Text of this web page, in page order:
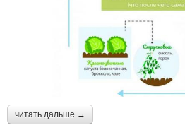
читать дальше →